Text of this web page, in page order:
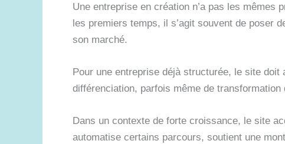
Une entreprise en création n’a pas les mêmes
les premiers temps, il s’agit souvent de poser
son marché.
Pour une entreprise déjà structurée, le site
différenciation, parfois même de
Dans un contexte de forte croissance, le site
automatise certains parcours, soutient une